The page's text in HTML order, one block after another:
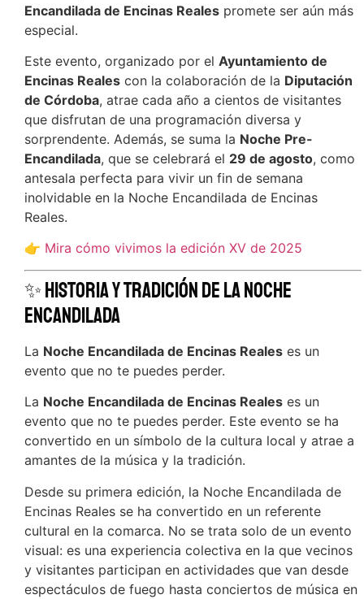
Encandilada de Encinas Reales promete ser aún más
especial.
Este evento, organizado por el Ayuntamiento de
Encinas Reales con la colaboración de la Diputación
de Córdoba, atrae cada año a cientos de visitantes
que disfrutan de una programación diversa y
sorprendente. Además, se suma la Noche Pre-
Encandilada, que se celebrará el 29 de agosto, como
antesala perfecta para vivir un fin de semana
inolvidable en la Noche Encandilada de Encinas
Reales.
👉 Mira cómo vivimos la edición XV de 2025
✨ Historia y tradición de la Noche
Encandilada
La Noche Encandilada de Encinas Reales es un
evento que no te puedes perder.
La Noche Encandilada de Encinas Reales es un
evento que no te puedes perder. Este evento se ha
convertido en un símbolo de la cultura local y atrae a
amantes de la música y la tradición.
Desde su primera edición, la Noche Encandilada de
Encinas Reales se ha convertido en un referente
cultural en la comarca. No se trata solo de un evento
visual: es una experiencia colectiva en la que vecinos
y visitantes participan en actividades que van desde
espectáculos de fuego hasta conciertos de música en